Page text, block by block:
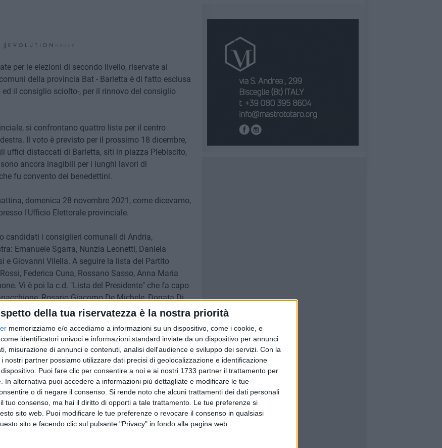
della tua riservatezza è la nostra priorità
memorizziamo e/o accediamo a informazioni su un dispositivo, come i cookie, e
identificatori univoci e informazioni standard inviate da un dispositivo per annunci
misurazione di annunci e contenuti, analisi dell'audience e sviluppo dei servizi. Con la
nostri partner possiamo utilizzare dati precisi di geolocalizzazione e identificazione
Puoi fare clic per consentire a noi e ai nostri 1733 partner il trattamento per
In alternativa puoi accedere a informazioni più dettagliate e modificare le tue
o di negare il consenso. Si rende noto che alcuni trattamenti dei dati personali
tuo consenso, ma hai il diritto di opporti a tale trattamento. Le tue preferenze si
sito web. Puoi modificare le tue preferenze o revocare il consenso in qualsiasi
sito e facendo clic sul pulsante "Privacy" in fondo alla pagina web.
per le elezioni di secondo livello, riservate ai
della provincia Bat - Barletta è di fatto esclusa
il consiglio sciolto-, per il rinnovo del consiglio
si confrontano quattro liste per il centro
Il voto è previsto per il prossimo 18 dicembre,
uffici distaccati di Barletta, siti in piazza Plebiscito,
ancora inagibili per i lunghi lavori di
fu convento dei benedettini.
domenica 28 novembre 2021, come dicevamo,
l'Ufficio Elettorale provinciale.
candidati i consiglieri comunali di Andria,
Emanuele Sgarra, Nunzia Leonetti, Daniela
e Giovanni Vilella. A seguire la lista del Partito
Federica Cuna, Rossano Sasso, Anna Maria
Vi è poi la c.d. "Lista del Presidente" che fa capo
Rosario Giacomo De Michele, Donata Di
Rubino e Savino Tesoro. Vi è poi la lista "Popolari-
Bisceglie Francesco Spina, con Claudio
Vincenzo Montrone, Rosa Scognamiglio,
dall'andriese Vincenzo Coratella, Francesco
Maria Altomare Porro e Costanza Santarelli,
invece Emanuele Cozzoli, Ludovico Peschechera,
Di Trani, Bruna Glionna, Gianluca Grumo,
Dina Fracchiolla.